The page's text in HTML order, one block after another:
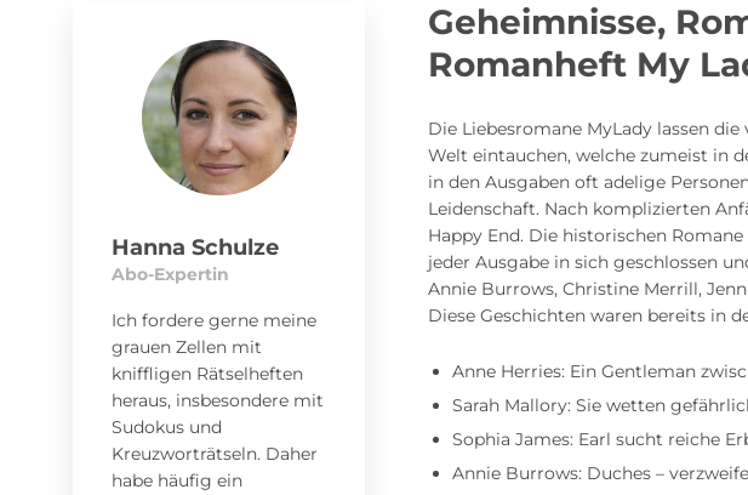
Hanna Schulze
Abo-Expertin
Ich fordere gerne meine
grauen Zellen mit
kniffligen Rätselheften
heraus, insbesondere mit
Sudokus und
Kreuzworträtseln. Daher
habe häufig ein
Geheimnisse,
Romanheft My
Die Liebesromane MyLady lassen
Welt eintauchen, welche zumeist in
in den Ausgaben oft adelige
Leidenschaft. Nach komplizierten
Happy End. Die historischen
jeder Ausgabe in sich geschlossen
Annie Burrows, Christine Merrill,
Diese Geschichten waren bereits in
Anne Herries: Ein Gentleman
Sarah Mallory: Sie wetten
Sophia James: Earl sucht reiche
Annie Burrows: Duches –